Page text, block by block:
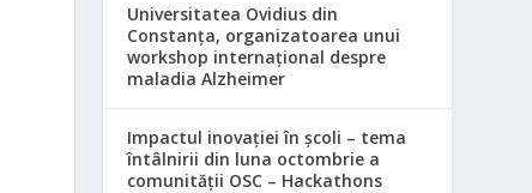
Universitatea Ovidius din
Constanța, organizatoarea unui
workshop internațional despre
maladia Alzheimer
Impactul inovației în școli – tema
întâlnirii din luna octombrie a
comunității OSC – Hackathons